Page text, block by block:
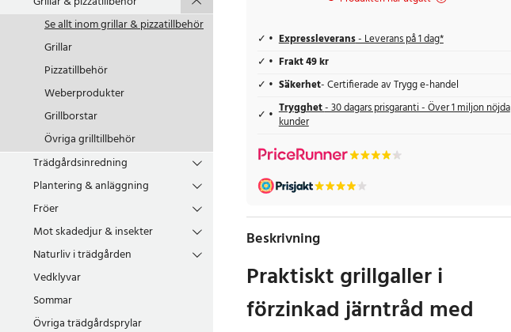
Se allt inomgrillar & pizzatillbehör
Grillar
Pizzatillbehör
Weberprodukter
Grillborstar
Övriga grilltillbehör
Trädgårdsinredning
Plantering & anläggning
Fröer
Mot skadedjur & insekter
Naturliv i trädgården
Vedklyvar
Sommar
Övriga trädgårdsprylar
Expressleverans- Leverans på 1 dag*
Frakt 49 kr
Säkerhet- Certifierade av Trygg e-handel
Trygghet- 30 dagars prisgaranti - Över 1 miljon nöjda
kunder
Beskrivning
Praktiskt grillgaller i
förzinkad järntråd med